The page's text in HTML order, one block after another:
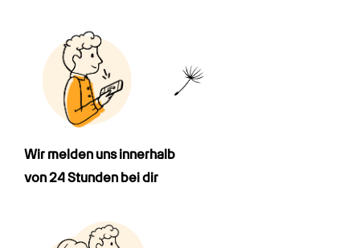
Wir melden uns innerhalb
von 24 Stunden bei dir